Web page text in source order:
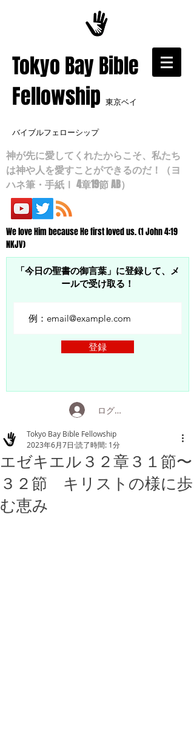
​Tokyo Bay Bible
Fellowship 東京ベイ
バイブルフェローシップ
神が先に愛してくれたからこそ、私たち
は神や人を愛すことができるのだ！（ヨ
ハネ筆・手紙Ⅰ 4章19節 AB）
We love Him because He first loved us. (1 John 4:19
NKJV)
「今日の聖書の御言葉」に登録して、メ
ールで受け取る！
登録
ログイン
エゼキエル３２章３１節〜
３２節 キリストの様に歩
む恵み
Tokyo Bay Bible Fellowship
2023年6月7日 読了時間: 1分